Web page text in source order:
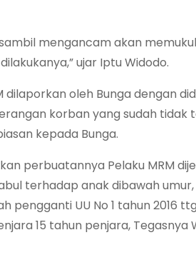
mengancam akan
ujar Iptu Widodo.
dilaporkan oleh Bunga dengan
korban yang sudah
kepada Bunga.
perbuatannya Pelaku MRM
terhadap anak dibawah umur,
UU No 1 tahun 2016
15 tahun penjara, Tegasnya